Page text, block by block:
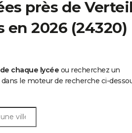
près de
en 2026 (24320)
chaque lycée ou recherchez un
le moteur de recherche ci-